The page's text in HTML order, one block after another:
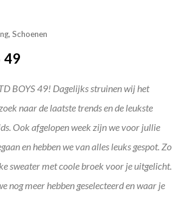
,Schoenen
49
BOYS 49! Dagelijks struinen wij het
naar de laatste trends en de leukste
Ook afgelopen week zijn we voor jullie
en hebben we van alles leuks gespot. Zo
sweater met coole broek voor je uitgelicht.
nog meer hebben geselecteerd en waar je